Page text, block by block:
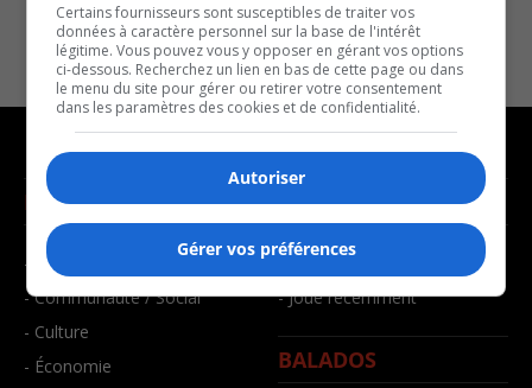
NOUVELLES
- Affaires municipales
- Communauté / Social
- Culture
- Économie
MUSIQUE
- Joué récemment
BALADOS
Certains fournisseurs sont susceptibles de traiter vos
données à caractère personnel sur la base de l'intérêt
légitime. Vous pouvez vous y opposer en gérant vos options
ci-dessous. Recherchez un lien en bas de cette page ou dans
le menu du site pour gérer ou retirer votre consentement
dans les paramètres des cookies et de confidentialité.
Autoriser
Gérer vos préférences